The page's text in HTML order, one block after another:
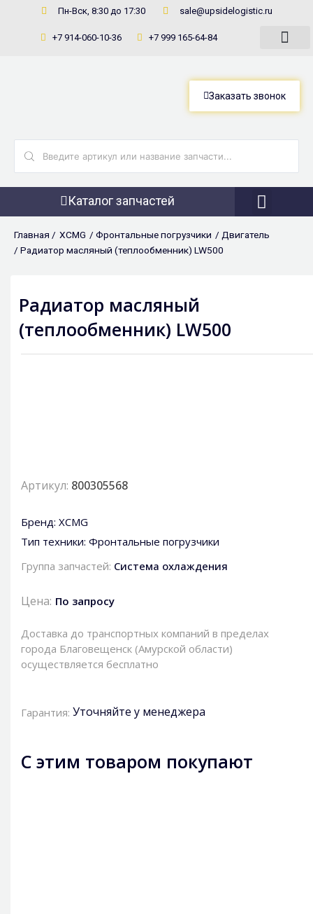
содержимому
Пн-Вск, 8:30 до 17:30 sale@upsidelogistic.ru
+7 914-060-10-36 +7 999 165-64-84
Заказать звонок
Каталог запчастей
Главная / XCMG / Фронтальные погрузчики / Двигатель
/ Радиатор масляный (теплообменник) LW500
Радиатор масляный
(теплообменник) LW500
Артикул: 800305568
Бренд: XCMG
Тип техники: Фронтальные погрузчики
Группа запчастей: Система охлаждения
Цена: По запросу
Доставка до транспортных компаний в пределах
города Благовещенск (Амурской области)
осуществляется бесплатно
Гарантия: Уточняйте у менеджера
С этим товаром покупают